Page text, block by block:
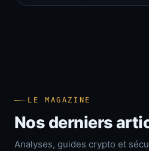
LE MAGAZINE
Nos derniers
Analyses, guides crypto et